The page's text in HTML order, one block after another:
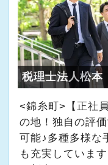
そのため、動画
れスピーディに成
きます。
少ない人数なの
してスキルアッ
【こんな方を求
具体的には…
◎仕訳・入力業務
◎電話応対・来客
◎その他事務作業
アルバイト・パ
てみたい！」と
で、気兼ねなく
・クライアント
・9割が紹介の安
・一般企業～医
・個人～大企業
・税務顧問＋資
・相続／事業承
＜成長中の税理
・全国14拠点で
税理士法人松本
<錦糸町>【正社
の地！独自の評
可能♪多種多様な
も充実していま